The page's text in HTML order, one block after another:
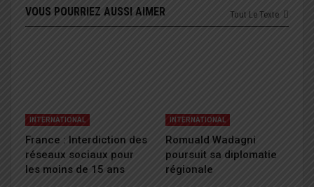
Tout Le Texte
VOUS POURRIEZ AUSSI AIMER
INTERNATIONAL
France : Interdiction des
réseaux sociaux pour
les moins de 15 ans
INTERNATIONAL
Romuald Wadagni
poursuit sa diplomatie
régionale